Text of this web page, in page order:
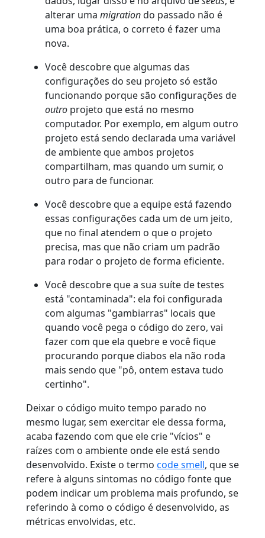
alterar uma migrationdo passado não é
uma boa prática, o correto é fazer uma
nova.
Você descobre que algumas das
configurações do seu projeto só estão
funcionando porque são configurações de
outro projeto que está no mesmo
computador. Por exemplo, em algum outro
projeto está sendo declarada uma variável
de ambiente que ambos projetos
compartilham, mas quando um sumir, o
outro para de funcionar.
Você descobre que a equipe está fazendo
essas configurações cada um de um jeito,
que no final atendem o que o projeto
precisa, mas que não criam um padrão
para rodar o projeto de forma eficiente.
Você descobre que a sua suíte de testes
está "contaminada": ela foi configurada
com algumas "gambiarras" locais que
quando você pega o código do zero, vai
fazer com que ela quebre e você fique
procurando porque diabos ela não roda
mais sendo que "pô, ontem estava tudo
certinho".
Deixar o código muito tempo parado no
mesmo lugar, sem exercitar ele dessa forma,
acaba fazendo com que ele crie "vícios" e
raízes com o ambiente onde ele está sendo
desenvolvido. Existe o termo code smell, que se
refere à alguns sintomas no código fonte que
podem indicar um problema mais profundo, se
referindo à como o código é desenvolvido, as
métricas envolvidas, etc.